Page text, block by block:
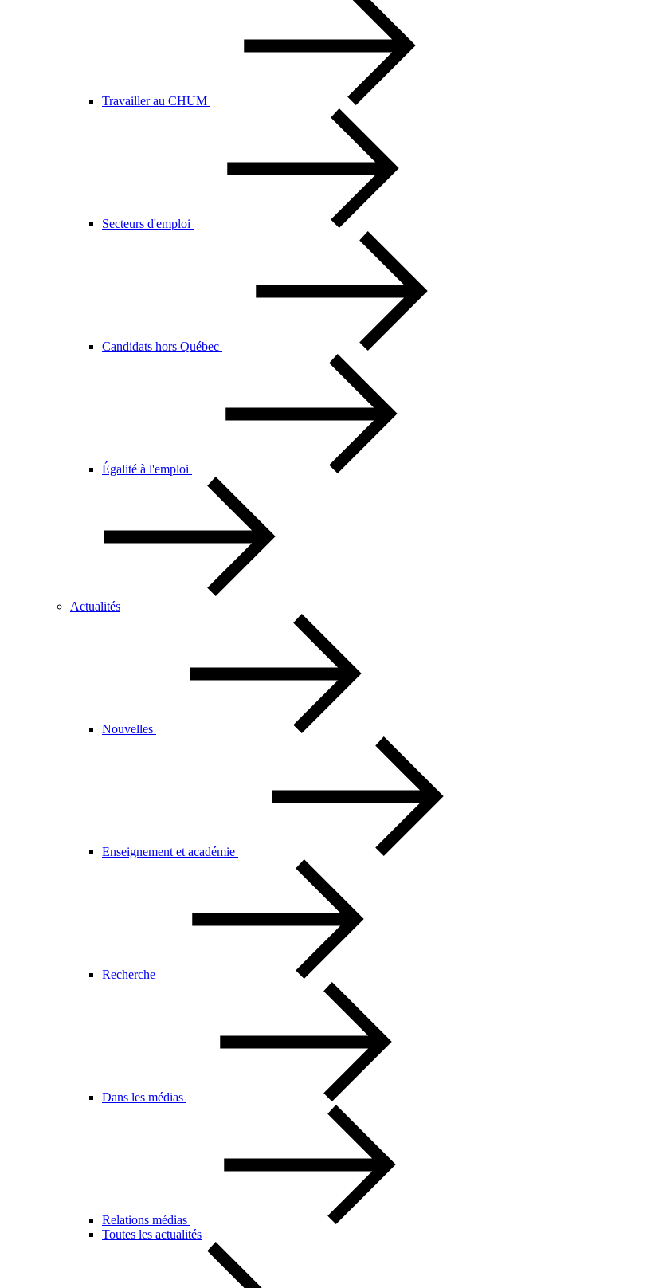
Travailler au CHUM
Secteurs d'emploi
Candidats hors Québec
Égalité à l'emploi
Actualités
Nouvelles
Enseignement et académie
Recherche
Dans les médias
Relations médias
Toutes les actualités